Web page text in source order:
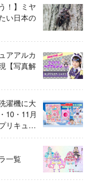
！】ミヤ
い日本の
アアルカ
【写真解
濯機に大
10・11月
リキュ
一覧